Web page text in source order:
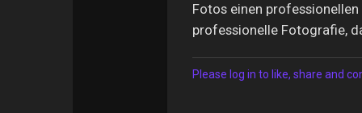
Fotos einen
professionelle Fotografie,
Please log in to like, share and